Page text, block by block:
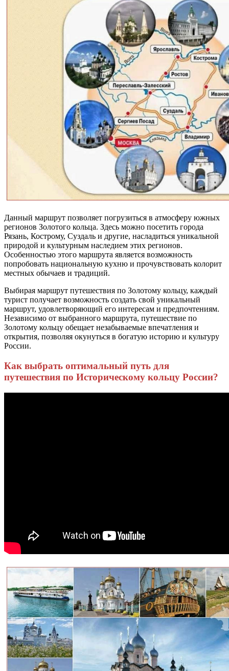
Данный маршрут позволяет погрузиться в атмосферу южных
регионов Золотого кольца. Здесь можно посетить города
Рязань, Кострому, Суздаль и другие, насладиться уникальной
природой и культурным наследием этих регионов.
Особенностью этого маршрута является возможность
попробовать национальную кухню и прочувствовать колорит
местных обычаев и традиций.
Выбирая маршрут путешествия по Золотому кольцу, каждый
турист получает возможность создать свой уникальный
маршрут, удовлетворяющий его интересам и предпочтениям.
Независимо от выбранного маршрута, путешествие по
Золотому кольцу обещает незабываемые впечатления и
открытия, позволяя окунуться в богатую историю и культуру
России.
Как выбрать оптимальный путь для
путешествия по Историческому кольцу России?